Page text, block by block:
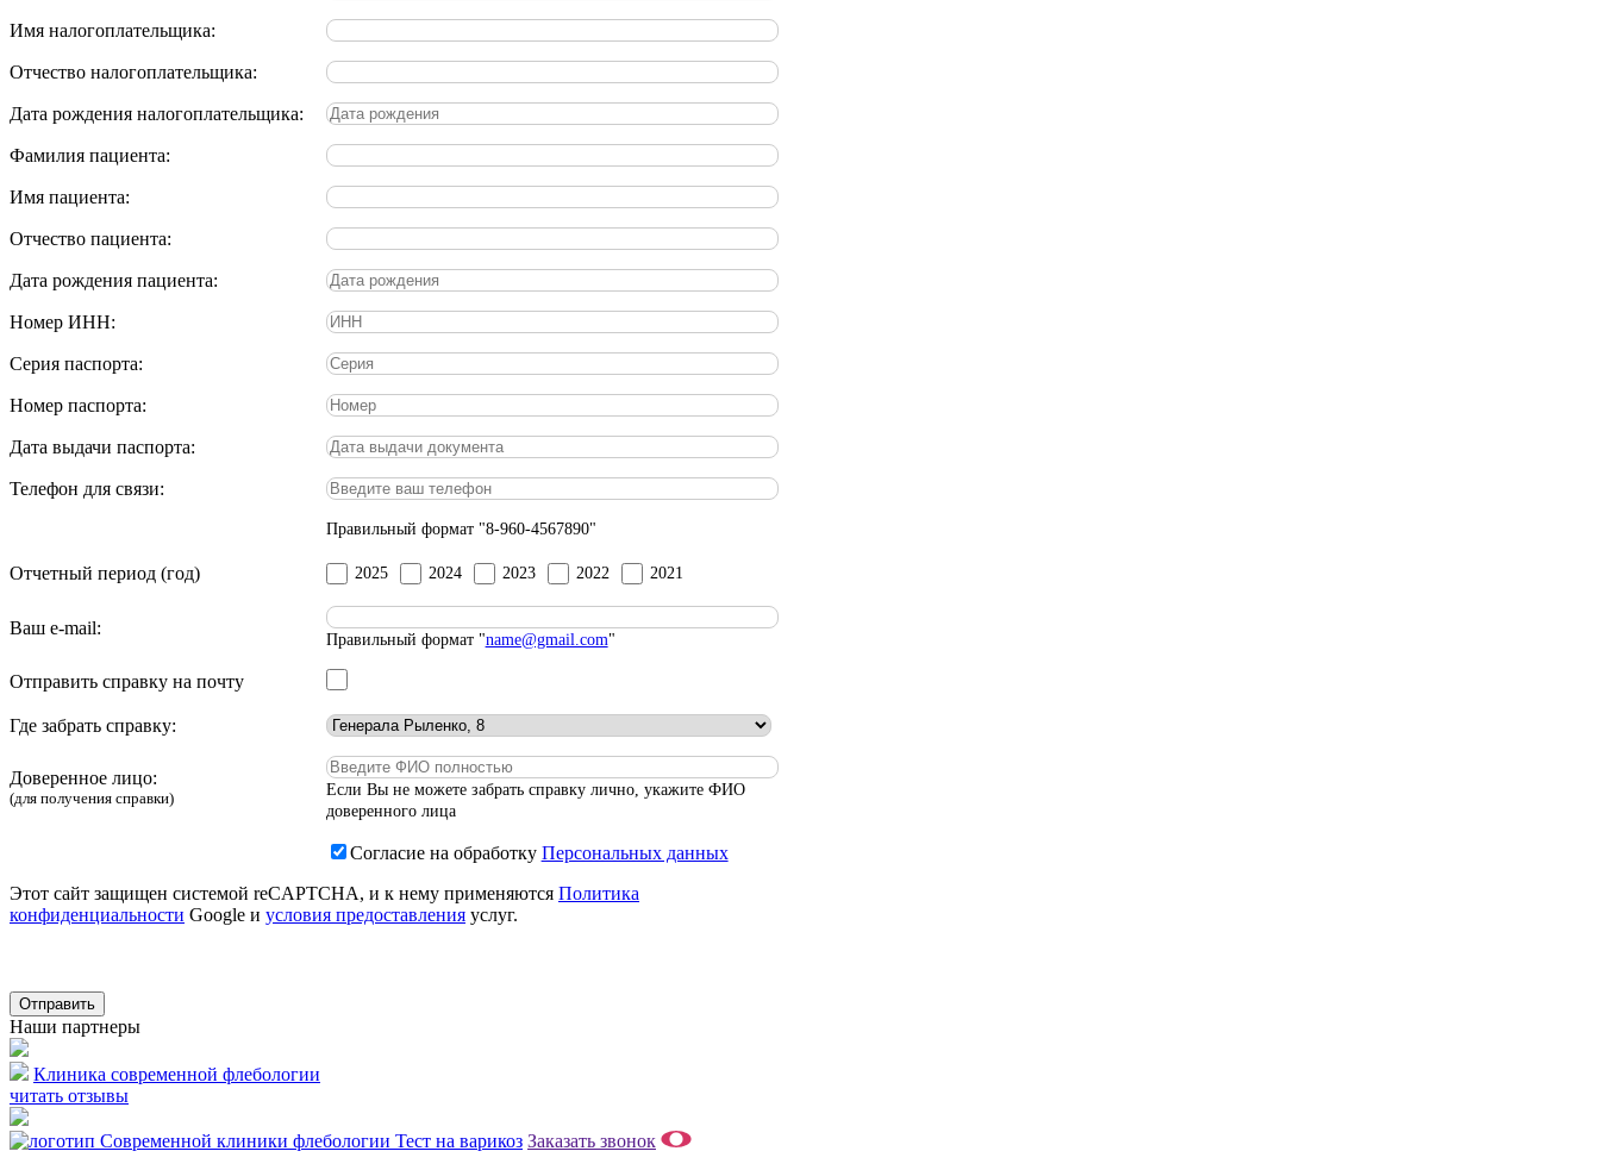
Имя налогоплательщика:
Отчество налогоплательщика:
Дата рождения налогоплательщика:
Фамилия пациента:
Имя пациента:
Отчество пациента:
Дата рождения пациента:
Номер ИНН:
Серия паспорта:
Номер паспорта:
Дата выдачи паспорта:
Телефон для связи:
Правильный формат "8-960-4567890"
Отчетный период (год) 2025 2024 2023 2022 2021
Ваш e-mail:
Правильный формат "name@gmail.com"
Отправить справку на почту
Где забрать справку:
Доверенное лицо:
(для получения справки)
Если Вы не можете забрать справку лично, укажите ФИО
доверенного лица
Согласие на обработку Персональных данных
Этот сайт защищен системой reCAPTCHA, и к нему применяются Политика
конфиденциальности Google и условия предоставления услуг.
Отправить
Наши партнеры
Клиника современной флебологии
читать отзывы
Тест на варикоз Заказать звонок